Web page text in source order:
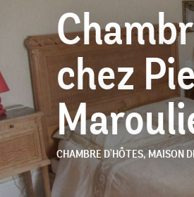
chez
CHAMBRE D'HÔTES,MAISON